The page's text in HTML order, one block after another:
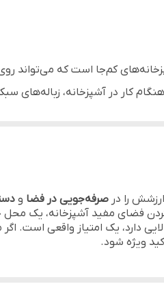
کار در آشپزخانه،
صرفه‌جویی در فضا و
فضای مفید آشپزخانه، یک محل
دارد، یک امتیاز واقعی است.
ویژه شود.